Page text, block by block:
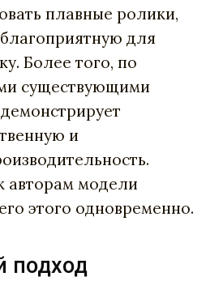
плавные ролики,
для
Более того, по
существующими
и
авторам модели
этого одновременно.
подход